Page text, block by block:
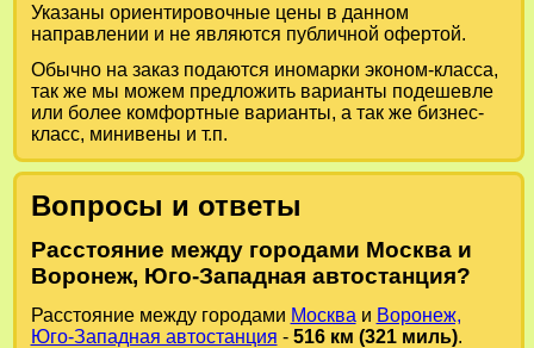
Указаны ориентировочные цены в данном
направлении и не являются публичной офертой.
Обычно на заказ подаются иномарки эконом-класса,
так же мы можем предложить варианты подешевле
или более комфортные варианты, а так же бизнес-
класс, минивены и т.п.
Вопросы и ответы
Расстояние между городами Москва и
Воронеж, Юго-Западная автостанция?
Расстояние между городами Москва и Воронеж,
Юго-Западная автостанция - 516 км (321 миль).